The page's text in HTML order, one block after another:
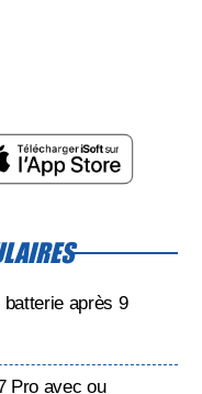
après 9
Pro avec ou